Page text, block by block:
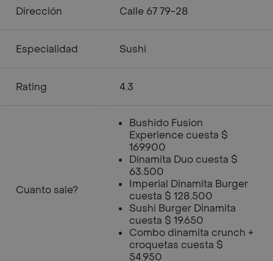
Dirección Calle 67 79-28
Especialidad Sushi
Rating 4.3
Cuanto sale?
Bushido Fusion
Experience cuesta $
169.900
Dinamita Duo cuesta $
63.500
Imperial Dinamita Burger
cuesta $ 128.500
Sushi Burger Dinamita
cuesta $ 19.650
Combo dinamita crunch +
croquetas cuesta $
54.950